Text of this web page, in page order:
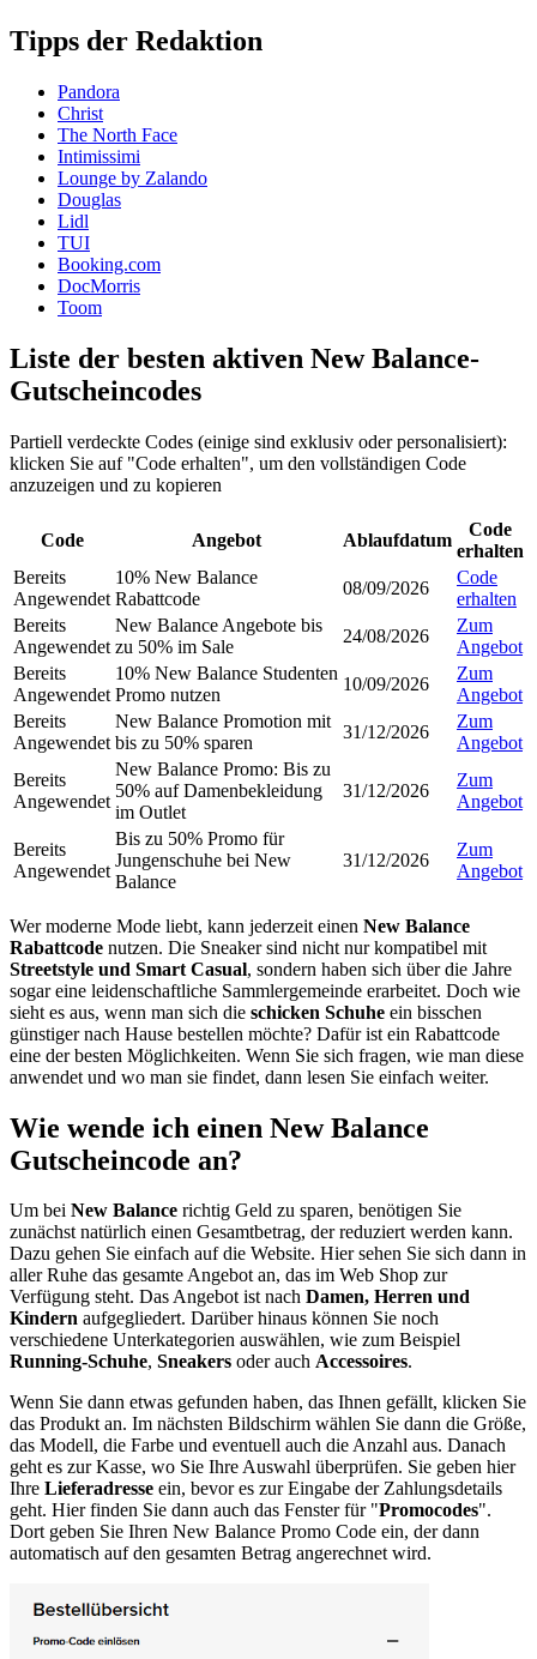
Tipps der Redaktion
Pandora
Christ
The North Face
Intimissimi
Lounge by Zalando
Douglas
Lidl
TUI
Booking.com
DocMorris
Toom
Liste der besten aktiven New Balance-
Gutscheincodes
Partiell verdeckte Codes (einige sind exklusiv oder personalisiert):
klicken Sie auf "Code erhalten", um den vollständigen Code
anzuzeigen und zu kopieren
Code Angebot Ablaufdatum
Code
erhalten
Bereits
Angewendet
10% New Balance
Rabattcode
08/09/2026
Code
erhalten
Bereits
Angewendet
New Balance Angebote bis
zu 50% im Sale
24/08/2026
Zum
Angebot
Bereits
Angewendet
10% New Balance Studenten
Promo nutzen
10/09/2026
Zum
Angebot
Bereits
Angewendet
New Balance Promotion mit
bis zu 50% sparen
31/12/2026
Zum
Angebot
Bereits
Angewendet
New Balance Promo: Bis zu
50% auf Damenbekleidung
im Outlet
31/12/2026
Zum
Angebot
Bereits
Angewendet
Bis zu 50% Promo für
Jungenschuhe bei New
Balance
31/12/2026
Zum
Angebot
Wer moderne Mode liebt, kann jederzeit einen New Balance
Rabattcode nutzen. Die Sneaker sind nicht nur kompatibel mit
Streetstyle und Smart Casual, sondern haben sich über die Jahre
sogar eine leidenschaftliche Sammlergemeinde erarbeitet. Doch wie
sieht es aus, wenn man sich die schicken Schuhe ein bisschen
günstiger nach Hause bestellen möchte? Dafür ist ein Rabattcode
eine der besten Möglichkeiten. Wenn Sie sich fragen, wie man diese
anwendet und wo man sie findet, dann lesen Sie einfach weiter.
Wie wende ich einen New Balance
Gutscheincode an?
Um bei New Balance richtig Geld zu sparen, benötigen Sie
zunächst natürlich einen Gesamtbetrag, der reduziert werden kann.
Dazu gehen Sie einfach auf die Website. Hier sehen Sie sich dann in
aller Ruhe das gesamte Angebot an, das im Web Shop zur
Verfügung steht. Das Angebot ist nach Damen, Herren und
Kindern aufgegliedert. Darüber hinaus können Sie noch
verschiedene Unterkategorien auswählen, wie zum Beispiel
Running-Schuhe, Sneakers oder auch Accessoires.
Wenn Sie dann etwas gefunden haben, das Ihnen gefällt, klicken Sie
das Produkt an. Im nächsten Bildschirm wählen Sie dann die Größe,
das Modell, die Farbe und eventuell auch die Anzahl aus. Danach
geht es zur Kasse, wo Sie Ihre Auswahl überprüfen. Sie geben hier
Ihre Lieferadresse ein, bevor es zur Eingabe der Zahlungsdetails
geht. Hier finden Sie dann auch das Fenster für "Promocodes".
Dort geben Sie Ihren New Balance Promo Code ein, der dann
automatisch auf den gesamten Betrag angerechnet wird.